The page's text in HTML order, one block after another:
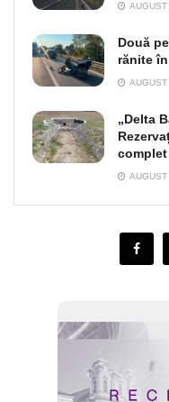
Două
rănite
„Delta